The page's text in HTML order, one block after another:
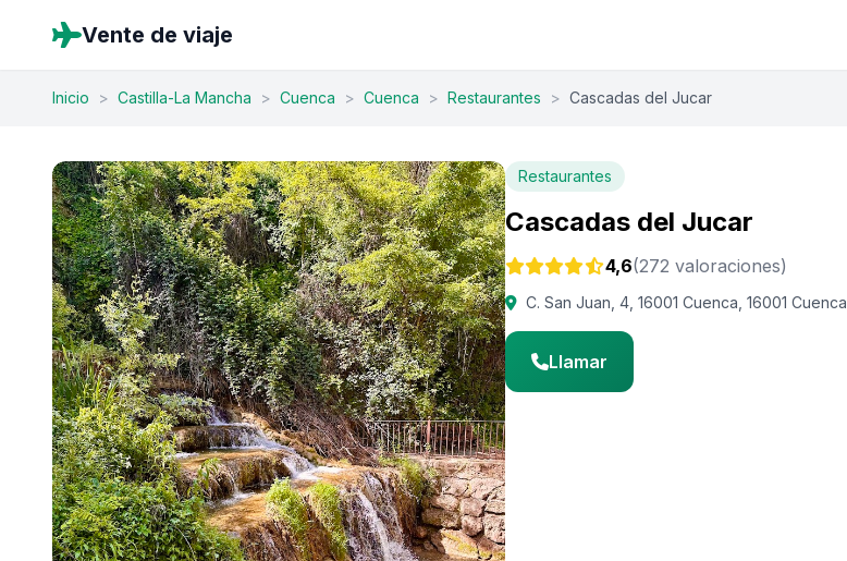
Vente de viaje
Inicio > Castilla-La Mancha > Cuenca > Cuenca > Restaurantes > Cascadas del Jucar
Restaurantes
Cascadas del Jucar
4,6(272 valoraciones)
C. San Juan, 4, 16001 Cuenca, 16001 Cuenca
Llamar